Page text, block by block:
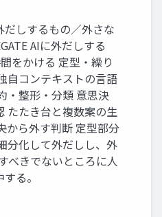
だしするもの／外さな
AIに外だしする
をかける 定型・繰り
自コンテキストの言語
・整形・分類 意思決
たたき台と複数案の生
から外す判断 定型部分
分化して外だしし、外
べきでないところに人
る。